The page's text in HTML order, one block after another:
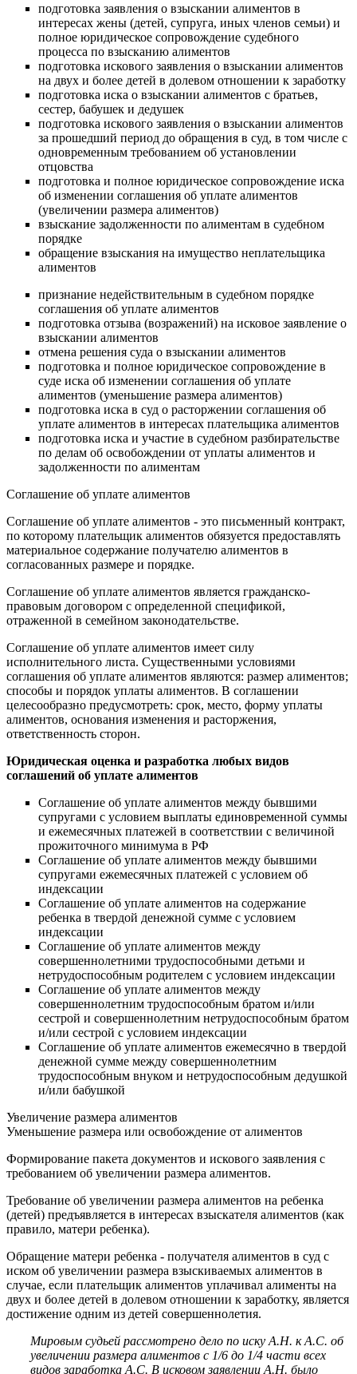
подготовка заявления о взыскании алиментов в
интересах жены (детей, супруга, иных членов семьи) и
полное юридическое сопровождение судебного
процесса по взысканию алиментов
подготовка искового заявления о взыскании алиментов
на двух и более детей в долевом отношении к заработку
подготовка иска о взыскании алиментов с братьев,
сестер, бабушек и дедушек
подготовка искового заявления о взыскании алиментов
за прошедший период до обращения в суд, в том числе с
одновременным требованием об установлении
отцовства
подготовка и полное юридическое сопровождение иска
об изменении соглашения об уплате алиментов
(увеличении размера алиментов)
взыскание задолженности по алиментам в судебном
порядке
обращение взыскания на имущество неплательщика
алиментов
признание недействительным в судебном порядке
соглашения об уплате алиментов
подготовка отзыва (возражений) на исковое заявление о
взыскании алиментов
отмена решения суда о взыскании алиментов
подготовка и полное юридическое сопровождение в
суде иска об изменении соглашения об уплате
алиментов (уменьшение размера алиментов)
подготовка иска в суд о расторжении соглашения об
уплате алиментов в интересах плательщика алиментов
подготовка иска и участие в судебном разбирательстве
по делам об освобождении от уплаты алиментов и
задолженности по алиментам
Соглашение об уплате алиментов
Соглашение об уплате алиментов - это письменный контракт,
по которому плательщик алиментов обязуется предоставлять
материальное содержание получателю алиментов в
согласованных размере и порядке.
Соглашение об уплате алиментов является гражданско-
правовым договором с определенной спецификой,
отраженной в семейном законодательстве.
Соглашение об уплате алиментов имеет силу
исполнительного листа. Существенными условиями
соглашения об уплате алиментов являются: размер алиментов;
способы и порядок уплаты алиментов. В соглашении
целесообразно предусмотреть: срок, место, форму уплаты
алиментов, основания изменения и расторжения,
ответственность сторон.
Юридическая оценка и разработка любых видов
соглашений об уплате алиментов
Соглашение об уплате алиментов между бывшими
супругами с условием выплаты единовременной суммы
и ежемесячных платежей в соответствии с величиной
прожиточного минимума в РФ
Соглашение об уплате алиментов между бывшими
супругами ежемесячных платежей с условием об
индексации
Соглашение об уплате алиментов на содержание
ребенка в твердой денежной сумме с условием
индексации
Соглашение об уплате алиментов между
совершеннолетними трудоспособными детьми и
нетрудоспособным родителем с условием индексации
Соглашение об уплате алиментов между
совершеннолетним трудоспособным братом и/или
сестрой и совершеннолетним нетрудоспособным братом
и/или сестрой с условием индексации
Соглашение об уплате алиментов ежемесячно в твердой
денежной сумме между совершеннолетним
трудоспособным внуком и нетрудоспособным дедушкой
и/или бабушкой
Увеличение размера алиментов
Уменьшение размера или освобождение от алиментов
Формирование пакета документов и искового заявления с
требованием об увеличении размера алиментов.
Требование об увеличении размера алиментов на ребенка
(детей) предъявляется в интересах взыскателя алиментов (как
правило, матери ребенка).
Обращение матери ребенка - получателя алиментов в суд с
иском об увеличении размера взыскиваемых алиментов в
случае, если плательщик алиментов уплачивал алименты на
двух и более детей в долевом отношении к заработку, является
достижение одним из детей совершеннолетия.
Мировым судьей рассмотрено дело по иску А.Н. к А.С. об
увеличении размера алиментов с 1/6 до 1/4 части всех
видов заработка А.С. В исковом заявлении А.Н. было